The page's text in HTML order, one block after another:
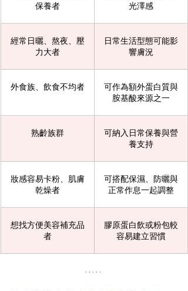
保養者
光澤感
經常日曬、熬夜、壓
力大者
日常生活型態可能影
響膚況
外食族、飲食不均者
可作為額外蛋白質與
胺基酸來源之一
熟齡族群
可納入日常保養與營
養支持
妝感容易卡粉、肌膚
乾燥者
可搭配保濕、防曬與
正常作息一起調整
想找方便美容補充品
者
膠原蛋白飲或粉包較
容易建立習慣